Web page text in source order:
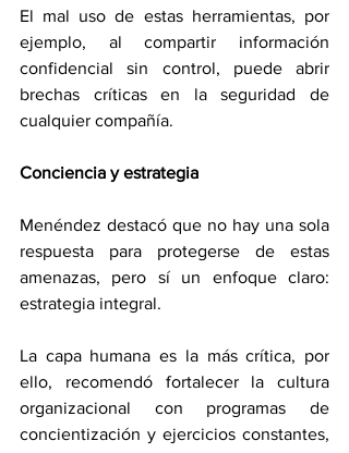
El mal uso de estas herramientas, por
ejemplo, al compartir información
confidencial sin control, puede abrir
brechas críticas en la seguridad de
cualquier compañía.
Conciencia y estrategia
Menéndez destacó que no hay una sola
respuesta para protegerse de estas
amenazas, pero sí un enfoque claro:
estrategia integral.
La capa humana es la más crítica, por
ello, recomendó fortalecer la cultura
organizacional con programas de
concientización y ejercicios constantes,